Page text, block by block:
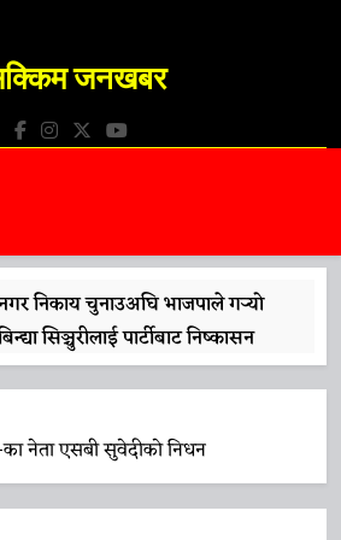
जनखबर
JanKhabar
निकाय चुनाउअघि भाजपाले गर्‍यो
सिञ्चुरीलाई पार्टीबाट निष्कासन
April 2026
वन्दन अधिनियम’लाई समर्थन
मोदीको भ्रमणको तयारीलाई
का नेता एसबी सुवेदीको निधन